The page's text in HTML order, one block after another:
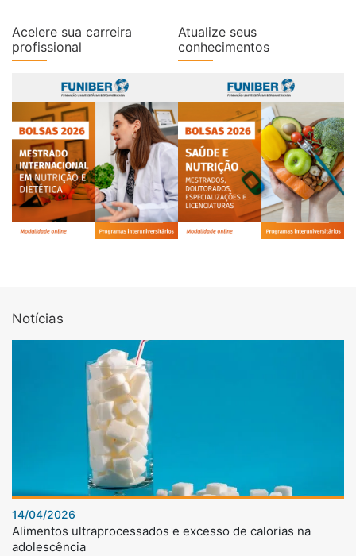
Acelere sua carreira
profissional
Atualize seus
conhecimentos
Notícias
14/04/2026
Alimentos ultraprocessados e excesso de calorias na
adolescência